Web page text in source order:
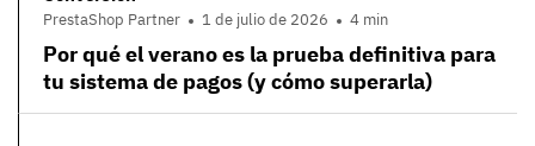
PrestaShop Partner 1 de julio de 2026 4 min
Por qué el verano es la prueba definitiva para
tu sistema de pagos (y cómo superarla)